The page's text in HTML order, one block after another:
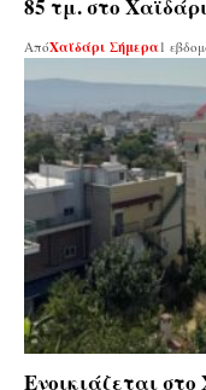
85 τμ. στο
ΑπόΧαϊδάρι Σήμερα 1
Ενοικιάζεται